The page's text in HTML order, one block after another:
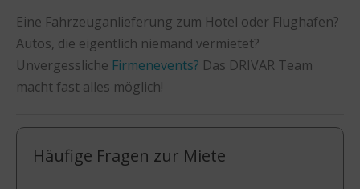
Eine Fahrzeuganlieferung zum Hotel oder Flughafen?
Autos, die eigentlich niemand vermietet?
Unvergessliche Firmenevents? Das DRIVAR Team
macht fast alles möglich!
Häufige Fragen zur Miete